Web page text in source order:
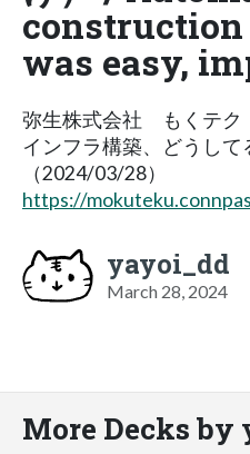
construction
was easy,
弥生株式会社 もくテク
インフラ構築、どうして
（2024/03/28）
https://
yayoi_dd
March 28, 2024
More Decks by